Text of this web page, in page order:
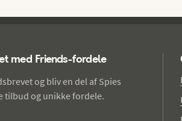
med Friends-fordele
og bliv en del af Spies
tilbud og unikke fordele.